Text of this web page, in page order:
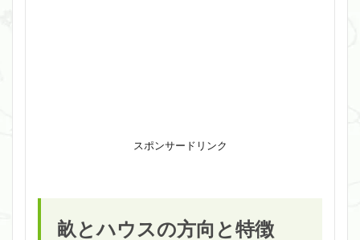
スポンサードリンク
畝とハウスの方向と特徴